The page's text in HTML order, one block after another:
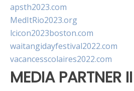
apsth2023.com
MedItRio2023.org
lcicon2023boston.com
waitangidayfestival2022.com
vacancesscolaires2022.com
MEDIA PARTNER II